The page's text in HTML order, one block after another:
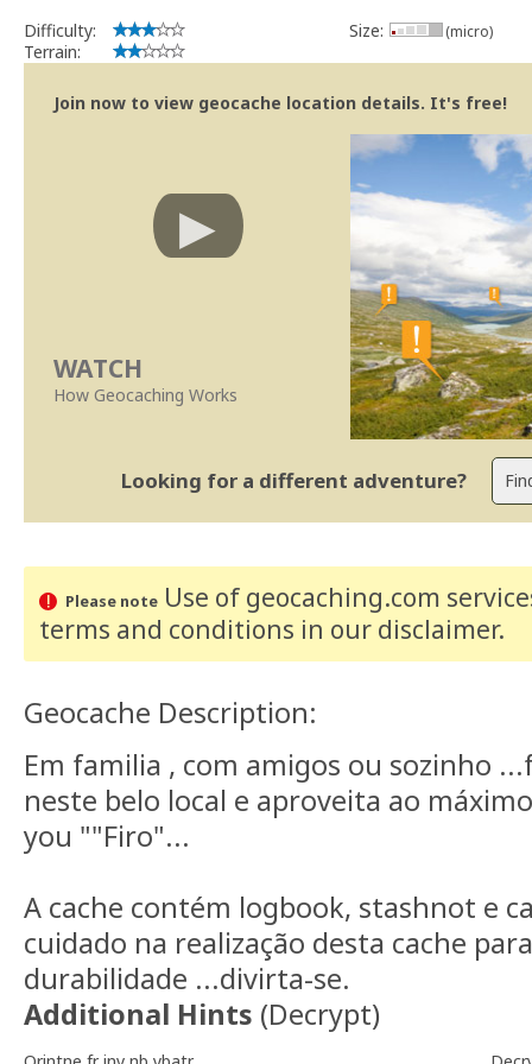
Community Volunteer Reviewer
Centro de Ajuda|Trabalhar com o Revisor
Difficulty:
Terrain:
Size: (micro)
Join now to view geocache location details. It's free!
WATCH
How Geocaching Works
Looking for a different adventure?
Please noteUse of geocaching.com
terms and conditions in our disclaimer.
Geocache Description:
Em familia , com amigos ou sozinho
neste belo local e aproveita ao
you ""Firo"...
A cache contém logbook, stashnot e
cuidado na realização desta cache
durabilidade ...divirta-se.
Additional Hints (Decrypt)